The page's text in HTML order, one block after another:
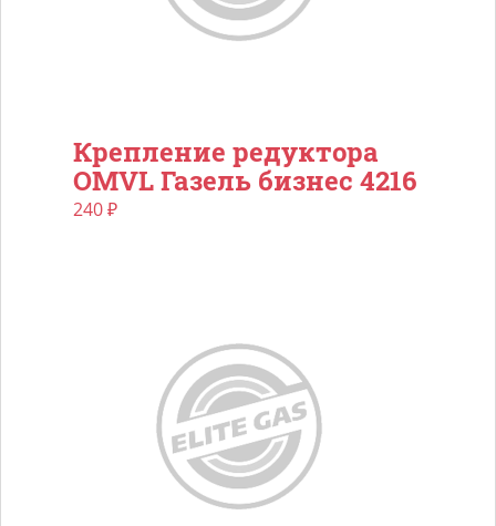
Крепление редуктора
OMVL Газель бизнес 4216
240₽